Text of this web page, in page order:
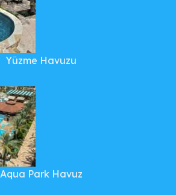
Yüzme Havuzu
Aqua Park Havuz